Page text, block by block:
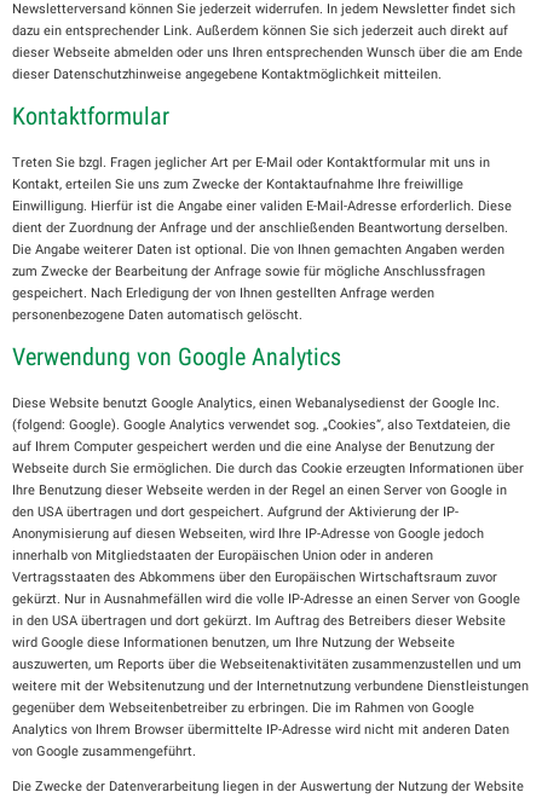
Newsletterversand können Sie jederzeit widerrufen. In jedem Newsletter findet sich
dazu ein entsprechender Link. Außerdem können Sie sich jederzeit auch direkt auf
dieser Webseite abmelden oder uns Ihren entsprechenden Wunsch über die am Ende
dieser Datenschutzhinweise angegebene Kontaktmöglichkeit mitteilen.
Kontaktformular
Treten Sie bzgl. Fragen jeglicher Art per E-Mail oder Kontaktformular mit uns in
Kontakt, erteilen Sie uns zum Zwecke der Kontaktaufnahme Ihre freiwillige
Einwilligung. Hierfür ist die Angabe einer validen E-Mail-Adresse erforderlich. Diese
dient der Zuordnung der Anfrage und der anschließenden Beantwortung derselben.
Die Angabe weiterer Daten ist optional. Die von Ihnen gemachten Angaben werden
zum Zwecke der Bearbeitung der Anfrage sowie für mögliche Anschlussfragen
gespeichert. Nach Erledigung der von Ihnen gestellten Anfrage werden
personenbezogene Daten automatisch gelöscht.
Verwendung von Google Analytics
Diese Website benutzt Google Analytics, einen Webanalysedienst der Google Inc.
(folgend: Google). Google Analytics verwendet sog. „Cookies“, also Textdateien, die
auf Ihrem Computer gespeichert werden und die eine Analyse der Benutzung der
Webseite durch Sie ermöglichen. Die durch das Cookie erzeugten Informationen über
Ihre Benutzung dieser Webseite werden in der Regel an einen Server von Google in
den USA übertragen und dort gespeichert. Aufgrund der Aktivierung der IP-
Anonymisierung auf diesen Webseiten, wird Ihre IP-Adresse von Google jedoch
innerhalb von Mitgliedstaaten der Europäischen Union oder in anderen
Vertragsstaaten des Abkommens über den Europäischen Wirtschaftsraum zuvor
gekürzt. Nur in Ausnahmefällen wird die volle IP-Adresse an einen Server von Google
in den USA übertragen und dort gekürzt. Im Auftrag des Betreibers dieser Website
wird Google diese Informationen benutzen, um Ihre Nutzung der Webseite
auszuwerten, um Reports über die Webseitenaktivitäten zusammenzustellen und um
weitere mit der Websitenutzung und der Internetnutzung verbundene Dienstleistungen
gegenüber dem Webseitenbetreiber zu erbringen. Die im Rahmen von Google
Analytics von Ihrem Browser übermittelte IP-Adresse wird nicht mit anderen Daten
von Google zusammengeführt.
Die Zwecke der Datenverarbeitung liegen in der Auswertung der Nutzung der Website